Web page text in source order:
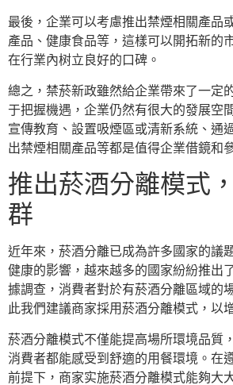
最後，企業可以考慮推出禁煙相關產品
產品、健康食品等，這樣可以開拓新的
在行業內树立良好的口碑。
總之，禁菸新政雖然給企業帶來了一定
于把握機遇，企業仍然有很大的發展空
宣傳教育、設置吸煙區或清新系統、通
出禁煙相關產品等都是值得企業借鏡和
推出菸酒分離模式
群
近年來，菸酒分離已成為許多國家的議
健康的影響，越來越多的國家紛紛推出
據調查，消費者對於有菸酒分離區域的
此我們建議商家採用菸酒分離模式，以
菸酒分離模式不僅能提高場所環境品質
消費者都能感受到舒適的用餐環境。在
前提下，商家实施菸酒分離模式能夠大